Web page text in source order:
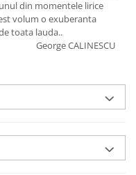
unul din momentele lirice
volum o exuberanta
toata lauda..
George CALINESCU